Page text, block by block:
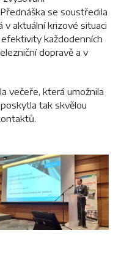
se soustředila
v aktuální krizové situaci
každodenních
dopravě a v
večeře, která umožnila
tak skvělou